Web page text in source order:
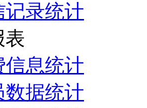
记录统计
表
信息统计
数据统计